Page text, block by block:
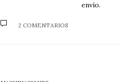
envío.
2 COMENTARIOS